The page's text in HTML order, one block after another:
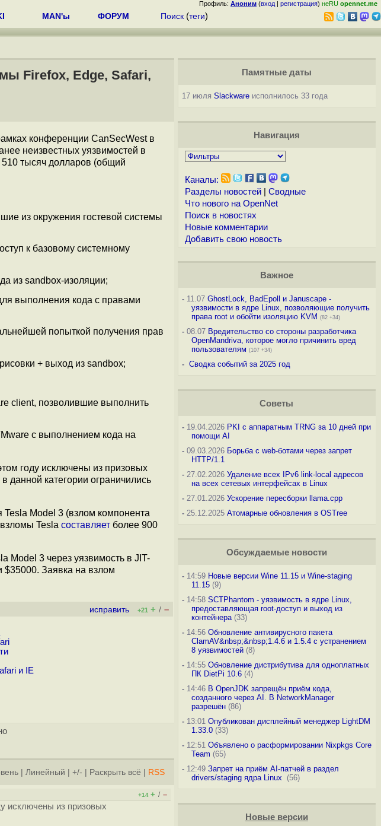
Профиль: Аноним (вход | регистрация) неRU opennet.me
MAN'ы ФОРУМ Поиск (теги)
Firefox, Edge, Safari,
конференции CanSecWest в
неизвестных уязвимостей в
тысяч долларов (общий
из окружения гостевой системы
к базовому системному
из sandbox-изоляции;
выполнения кода с правами
попыткой получения прав
+ выход из sandbox;
client, позволившие выполнить
с выполнением кода на
году исключены из призовых
данной категории ограничились
Model 3 (взлом компонента
Tesla составляет более 900
Model 3 через уязвимость в JIT-
$35000. Заявка на взлом
исправить +21 + / –
и IE
Линейный +/- Раскрыть всё RSS
+14 + / –
исключены из призовых
Памятные даты
17 июля Slackwareисполнилось 33 года
Навигация
Каналы:
Разделы новостей| Сводные
Что нового на OpenNet
Поиск в новостях
Новые комментарии
Добавить свою новость
Важное
-11.07 GhostLock, BadEpoll и Januscape -
уязвимости в ядре Linux, позволяющие получить
права root и обойти изоляцию KVM (82 +34)
-08.07 Вредительство со стороны разработчика
OpenMandriva, которое могло причинить вред
пользователям (107 +34)
- Сводка событий за 2025 год
Советы
-19.04.2026 PKI с аппаратным TRNG за 10 дней при
помощи AI
-09.03.2026 Борьба с web-ботами через запрет
HTTP/1.1
-27.02.2026 Удаление всех IPv6 link-local адресов
на всех сетевых интерфейсах в Linux
-27.01.2026 Ускорение пересборки llama.cpp
-25.12.2025 Атомарные обновления в OSTree
Обсуждаемые новости
-14:59 Новые версии Wine 11.15 и Wine-staging
11.15(9)
-14:58 SCTPhantom - уязвимость в ядре Linux,
предоставляющая root-доступ и выход из
контейнера(33)
-14:56 Обновление антивирусного пакета
ClamAV&nbsp;&nbsp;1.4.6 и 1.5.4 с устранением
8 уязвимостей(8)
-14:55 Обновление дистрибутива для одноплатных
ПК DietPi 10.6(4)
-14:46 В OpenJDK запрещён приём кода,
созданного через AI. В NetworkManager
разрешён(86)
-13:01 Опубликован дисплейный менеджер LightDM
1.33.0(33)
-12:51 Объявлено о расформировании Nixpkgs Core
Team (65)
-12:49 Запрет на приём AI-патчей в раздел
drivers/staging ядра Linux
(56)
Новые версии